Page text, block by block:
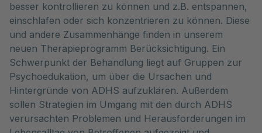
besser kontrollieren zu können und z.B. entspannen,
einschlafen oder sich konzentrieren zu können. Diese
und andere Zusammenhänge finden in unserem
neuen Therapieprogramm Berücksichtigung. Ein
Schwerpunkt der Behandlung liegt auf Gruppen zur
Psychoedukation, um über die Ursachen und
Hintergründe von ADHS aufzuklären. Außerdem
sollen Strategien im Umgang mit den durch ADHS
verursachten Problemen und Herausforderungen im